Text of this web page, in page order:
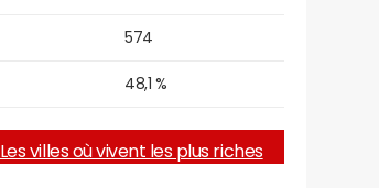
574
48,1 %
Les villes où vivent les plus riches